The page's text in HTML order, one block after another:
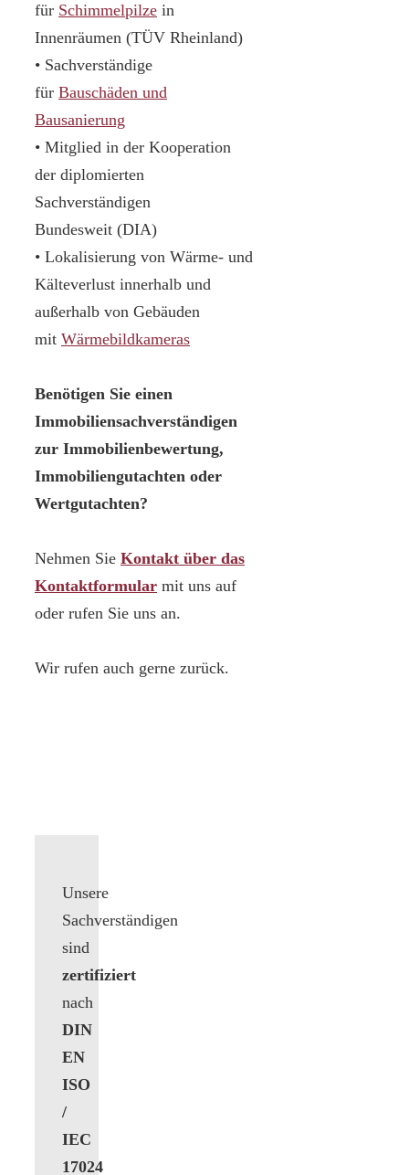
für Schimmelpilze in
Innenräumen (TÜV Rheinland)
• Sachverständige
für Bauschäden und
Bausanierung
• Mitglied in der Kooperation
der diplomierten
Sachverständigen
Bundesweit (DIA)
• Lokalisierung von Wärme- und
Kälteverlust innerhalb und
außerhalb von Gebäuden
mit Wärmebildkameras
Benötigen Sie einen
Immobiliensachverständigen
zur Immobilienbewertung,
Immobiliengutachten oder
Wertgutachten?
Nehmen Sie Kontakt über das
Kontaktformular mit uns auf
oder rufen Sie uns an.
Wir rufen auch gerne zurück.
Unsere
Sachverständigen
sind
zertifiziert
nach
DIN
EN
ISO
/
IEC
17024